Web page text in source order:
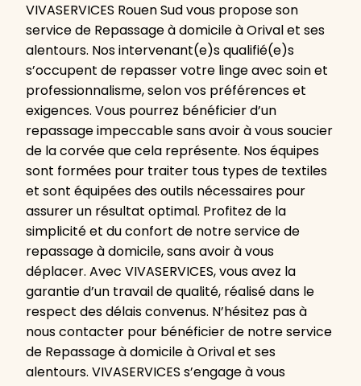
VIVASERVICES Rouen Sud vous propose son
service de Repassage à domicile à Orival et ses
alentours. Nos intervenant(e)s qualifié(e)s
s’occupent de repasser votre linge avec soin et
professionnalisme, selon vos préférences et
exigences. Vous pourrez bénéficier d’un
repassage impeccable sans avoir à vous soucier
de la corvée que cela représente. Nos équipes
sont formées pour traiter tous types de textiles
et sont équipées des outils nécessaires pour
assurer un résultat optimal. Profitez de la
simplicité et du confort de notre service de
repassage à domicile, sans avoir à vous
déplacer. Avec VIVASERVICES, vous avez la
garantie d’un travail de qualité, réalisé dans le
respect des délais convenus. N’hésitez pas à
nous contacter pour bénéficier de notre service
de Repassage à domicile à Orival et ses
alentours. VIVASERVICES s’engage à vous